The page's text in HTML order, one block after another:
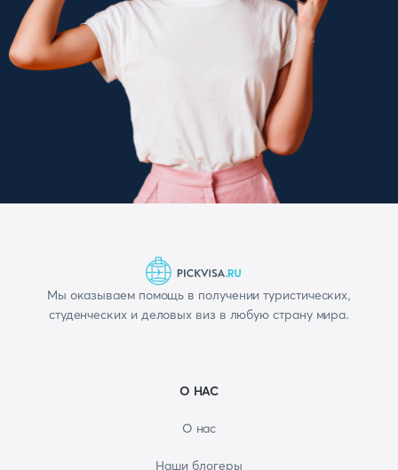
Мы оказываем помощь в получении туристических,
студенческих и деловых виз в любую страну мира.
О НАС
О нас
Наши блогеры